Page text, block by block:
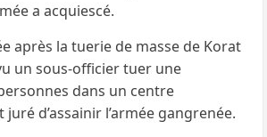
a acquiescé.
après la tuerie de masse de Korat
un sous-officier tuer une
dans un centre
d’assainir l’armée gangrenée.